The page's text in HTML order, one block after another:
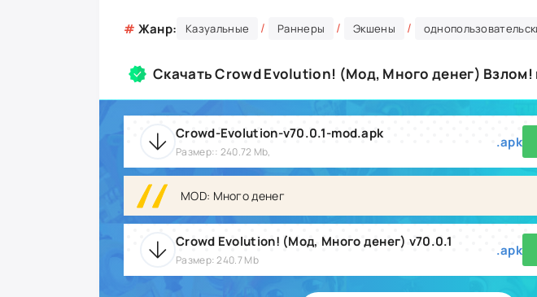
# Жанр: Казуальные / Раннеры / Экшены /
Скачать Crowd Evolution! (Мод, Много денег) Взлом!
Crowd-Evolution-v70.0.1-mod.apk
Размер:: 240.72 Mb,
.apk
MOD: Много денег
Crowd Evolution! (Мод, Много денег) v70.0.1
Размер: 240.7 Mb
.apk